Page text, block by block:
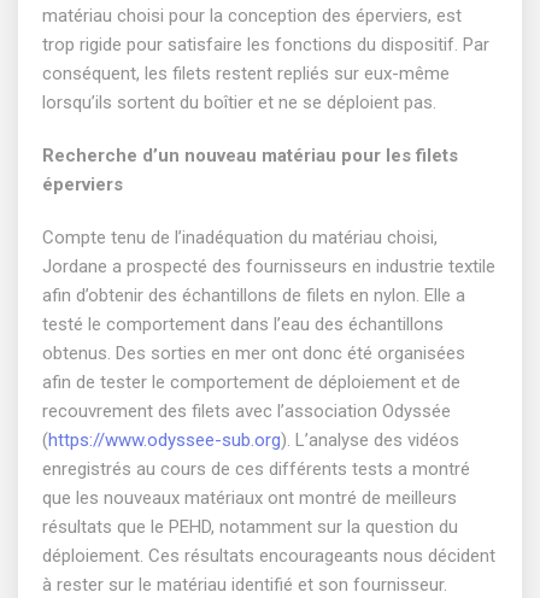
matériau choisi pour la conception des éperviers, est
trop rigide pour satisfaire les fonctions du dispositif. Par
conséquent, les filets restent repliés sur eux-même
lorsqu’ils sortent du boîtier et ne se déploient pas.
Recherche d’un nouveau matériau pour les filets
éperviers
Compte tenu de l’inadéquation du matériau choisi,
Jordane a prospecté des fournisseurs en industrie textile
afin d’obtenir des échantillons de filets en nylon. Elle a
testé le comportement dans l’eau des échantillons
obtenus. Des sorties en mer ont donc été organisées
afin de tester le comportement de déploiement et de
recouvrement des filets avec l’association Odyssée
(https://www.odyssee-sub.org). L’analyse des vidéos
enregistrés au cours de ces différents tests a montré
que les nouveaux matériaux ont montré de meilleurs
résultats que le PEHD, notamment sur la question du
déploiement. Ces résultats encourageants nous décident
à rester sur le matériau identifié et son fournisseur.